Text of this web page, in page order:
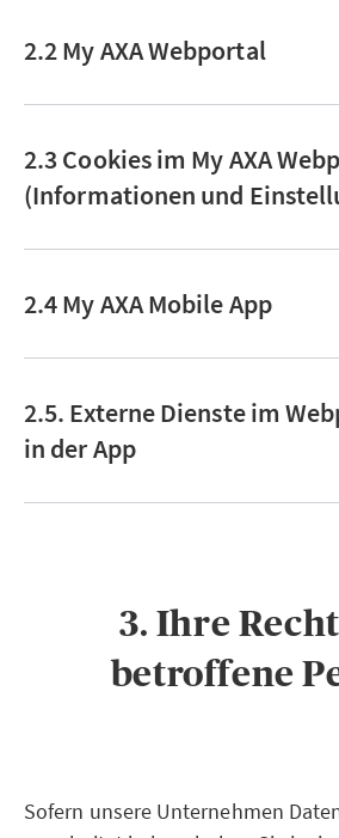
2.2 My AXA Webportal
2.3 Cookies im My AXA
(Informationen und
2.4 My AXA Mobile App
2.5. Externe Dienste im
in der App
3. Ihre
betroffene
Sofern unsere Unternehmen